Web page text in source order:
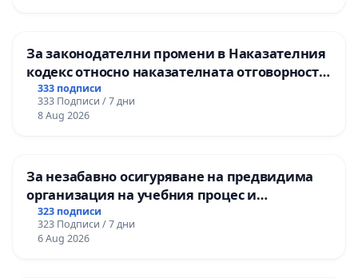
За законодателни промени в Наказателния
кодекс относно наказателната отговорност
на непълнолетните при особено тежки
умишлени престъпления
333 подписи
333 Подписи / 7 дни
8 Aug 2026
За незабавно осигуряване на предвидима
организация на учебния процес и
гарантиране на правото на равнопоставено
и качествено образование на учениците от
ОУ „Княз Александър I“ и Хуманитарна
323 подписи
323 Подписи / 7 дни
6 Aug 2026